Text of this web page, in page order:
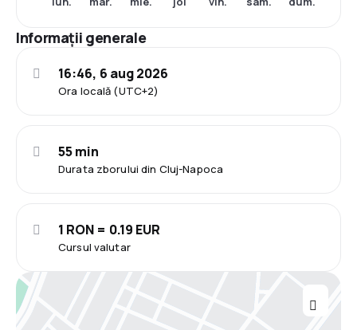
Informații generale
Ora locală (UTC+2)
16:46, 6 aug 2026
Durata zborului din Cluj-Napoca
55 min
Cursul valutar
1 RON = 0.19 EUR